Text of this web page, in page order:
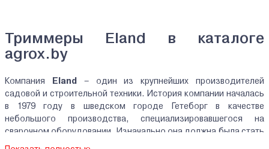
Триммеры Eland в каталоге
agrox.by
Компания Eland
– один из крупнейших производителей
садовой и строительной техники. История компании началась
в 1979 году в шведском городе Гетеборг в качестве
небольшого производства, специализировавшегося на
сварочном оборудовании. Изначально она должна была стать
частью конструкторского подразделения по улучшению